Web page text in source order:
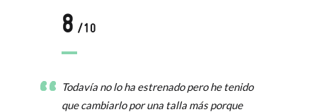
8 /10
Todavía no lo ha estrenado pero he tenido
que cambiarlo por una talla más porque